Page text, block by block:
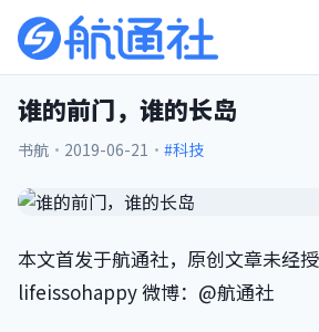
谁的前门，谁的长岛
书航 · 2019-06-21 · #科技
本文首发于航通社，原创文章未经
lifeissohappy 微博：@航通社